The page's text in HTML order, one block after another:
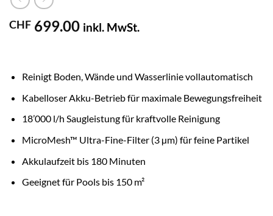
CHF 699.00 inkl. MwSt.
Reinigt Boden, Wände und Wasserlinie vollautomatisch
Kabelloser Akku-Betrieb für maximale Bewegungsfreiheit
18’000 l/h Saugleistung für kraftvolle Reinigung
MicroMesh™ Ultra-Fine-Filter (3 µm) für feine Partikel
Akkulaufzeit bis 180 Minuten
Geeignet für Pools bis 150 m²